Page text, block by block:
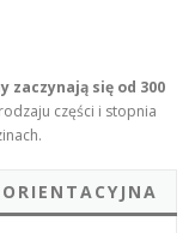
zaczynają się od 300
części i stopnia